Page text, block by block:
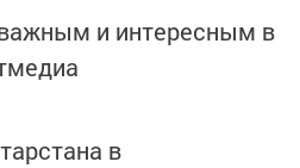
и интересным в
в